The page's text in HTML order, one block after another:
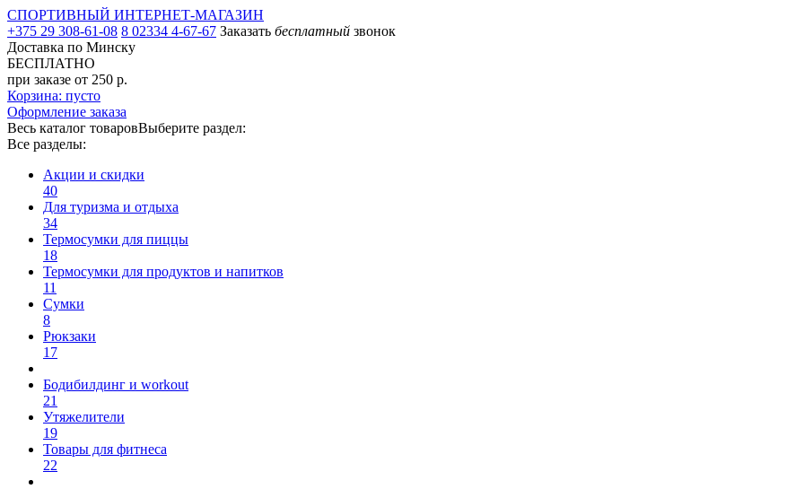
СПОРТИВНЫЙ ИНТЕРНЕТ-МАГАЗИН
+375 29 308-61-08 8 02334 4-67-67 Заказать бесплатный звонок
Доставка по Минску
БЕСПЛАТНО
при заказе от 250 р.
Корзина: пусто
Оформление заказа
Весь каталог товаровВыберите раздел:
Все разделы:
Акции и скидки
40
Для туризма и отдыха
34
Термосумки для пиццы
18
Термосумки для продуктов и напитков
11
Сумки
8
Рюкзаки
17
Бодибилдинг и workout
21
Утяжелители
19
Товары для фитнеса
22